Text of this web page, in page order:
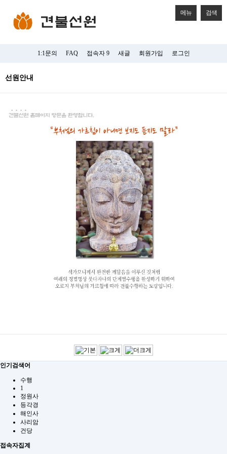
메뉴 검색
1:1문의 FAQ 접속자 9 새글 회원가입 로그인
선원안내
인기검색어
수행
1
정원사
등각경
해인사
사리암
건당
접속자집계